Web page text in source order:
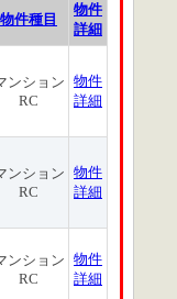
物件種目
物件
詳細
ンション
RC
物件
詳細
ンション
RC
物件
詳細
ンション
RC
物件
詳細